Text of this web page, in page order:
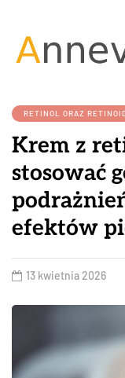
RETINOL ORAZ
Krem z
stosować
efektów
13 kwietnia 2026